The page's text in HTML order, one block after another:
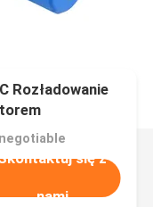
Rozładowanie
się z
nami